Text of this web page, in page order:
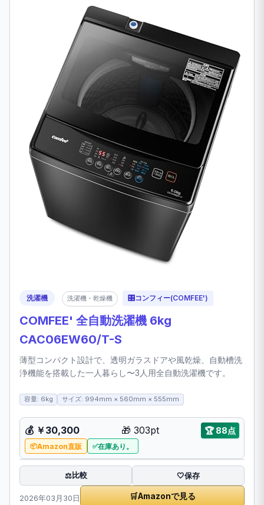
洗濯機 洗濯機・乾燥機 🎛️コンフィー(COMFEE')
COMFEE' 全自動洗濯機 6kg
CAC06EW60/T-S
薄型コンパクト設計で、透明ガラスドアや風乾燥、自動槽洗
浄機能を搭載した一人暮らし〜3人用全自動洗濯機です。
容量: 6kg サイズ: 994mm × 560mm × 555mm
💰 ￥30,300 🎁 303pt 🏆88点
Amazon直販 在庫あり。
⚖️比較 🤍保存
2026年03月30日 🛒Amazonで見る